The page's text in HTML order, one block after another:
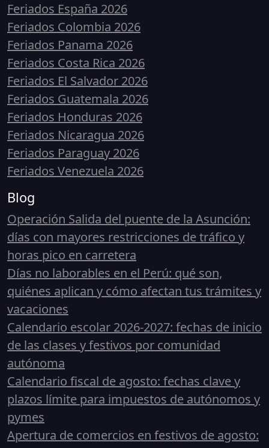
Feriados España 2026
Feriados Colombia 2026
Feriados Panama 2026
Feriados Costa Rica 2026
Feriados El Salvador 2026
Feriados Guatemala 2026
Feriados Honduras 2026
Feriados Nicaragua 2026
Feriados Paraguay 2026
Feriados Venezuela 2026
Blog
Operación Salida del puente de la Asunción:
días con mayores restricciones de tráfico y
horas pico en carretera
Días no laborables en el Perú: qué son,
quiénes aplican y cómo afectan tus trámites y
vacaciones
Calendario escolar 2026-2027: fechas de inicio
de las clases y festivos por comunidad
autónoma
Calendario fiscal de agosto: fechas clave y
plazos límite para impuestos de autónomos y
pymes
Apertura de comercios en festivos de agosto: